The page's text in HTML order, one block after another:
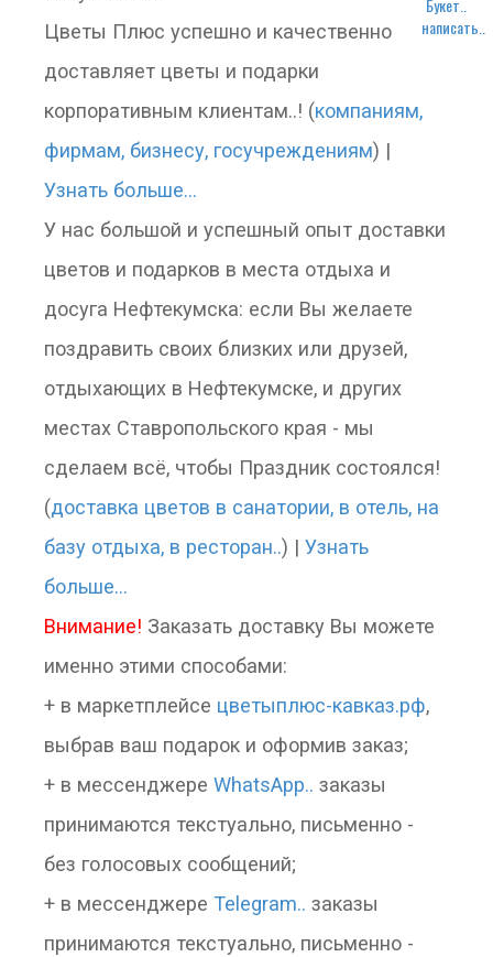
написать..
Цветы Плюс успешно и качественно
доставляет цветы и подарки
корпоративным клиентам..! (компаниям,
фирмам, бизнесу, госучреждениям) |
Узнать больше...
У нас большой и успешный опыт доставки
цветов и подарков в места отдыха и
досуга Нефтекумска: если Вы желаете
поздравить своих близких или друзей,
отдыхающих в Нефтекумске, и других
местах Ставропольского края - мы
сделаем всё, чтобы Праздник состоялся!
(доставка цветов в санатории, в отель, на
базу отдыха, в ресторан..) | Узнать
больше...
Внимание! Заказать доставку Вы можете
именно этими способами:
+ в маркетплейсе цветыплюс-кавказ.рф,
выбрав ваш подарок и оформив заказ;
+ в мессенджере WhatsApp.. заказы
принимаются текстуально, письменно -
без голосовых сообщений;
+ в мессенджере Telegram.. заказы
принимаются текстуально, письменно -